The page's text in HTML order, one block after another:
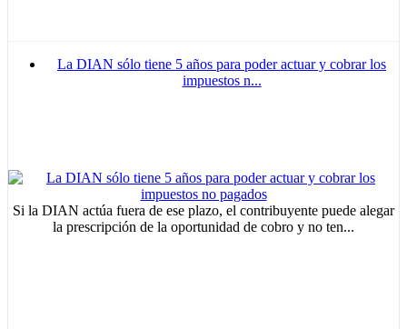
La DIAN sólo tiene 5 años para poder actuar y cobrar los
impuestos n...
Si la DIAN actúa fuera de ese plazo, el contribuyente puede alegar
la prescripción de la oportunidad de cobro y no ten...